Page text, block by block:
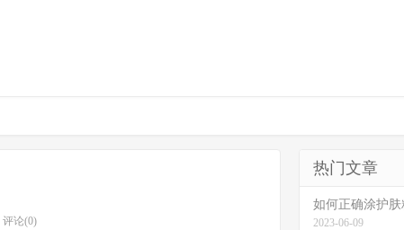
评论(0)
热门文章
如何正确涂护
2023-06-09